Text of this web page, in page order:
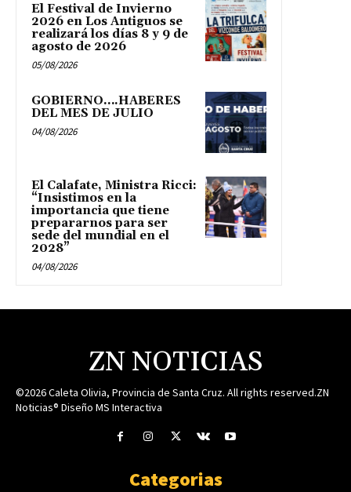
El Festival de Invierno
2026 en Los Antiguos se
realizará los días 8 y 9 de
agosto de 2026
05/08/2026
GOBIERNO….HABERES
DEL MES DE JULIO
04/08/2026
El Calafate, Ministra Ricci:
“Insistimos en la
importancia que tiene
prepararnos para ser
sede del mundial en el
2028”
04/08/2026
ZN NOTICIAS
©2026 Caleta Olivia, Provincia de Santa Cruz. All rights reserved.ZN
Noticias® Diseño MS Interactiva
Categorias